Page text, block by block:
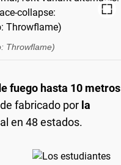
Throwflame)
fuego hasta 10 metros
fabricado por la
en 48 estados.